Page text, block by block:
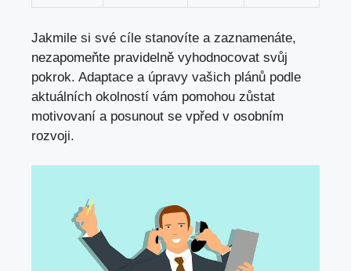
Jakmile si své cíle stanovíte a zaznamenáte,
nezapomeňte pravidelně vyhodnocovat svůj
pokrok. Adaptace a úpravy vašich plánů podle
aktuálních okolností vám pomohou zůstat
motivovaní a posunout se vpřed v osobním
rozvoji.